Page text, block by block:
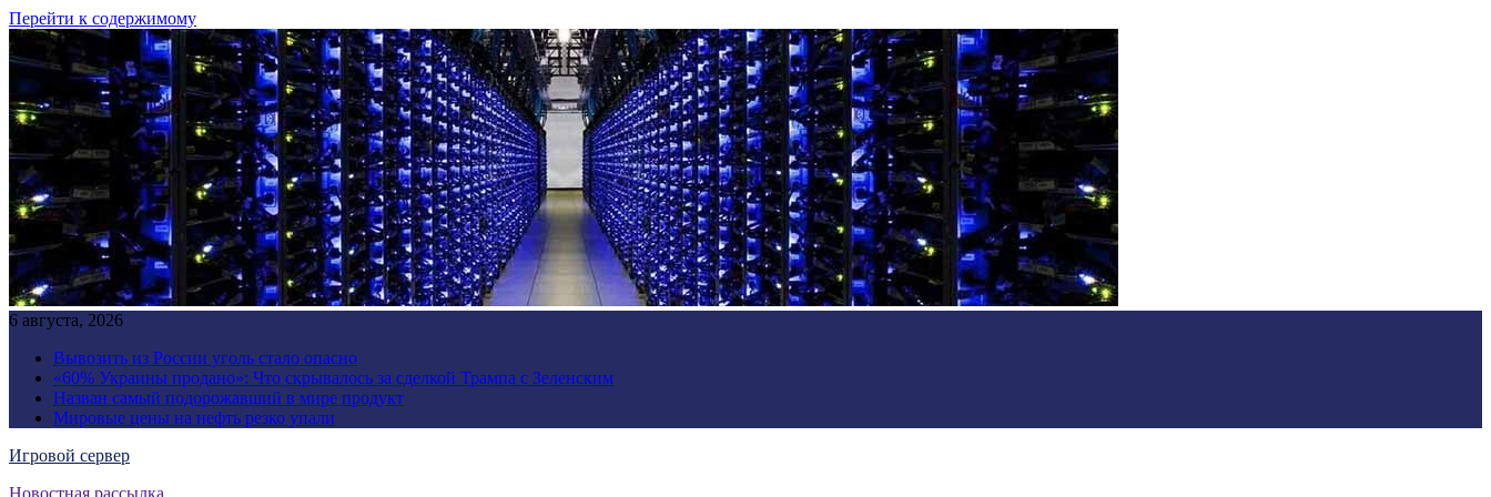
Перейти к содержимому
6 августа, 2026
Вывозить из России уголь стало опасно
«60% Украины продано»: Что скрывалось за сделкой Трампа с Зеленским
Назван самый подорожавший в мире продукт
Мировые цены на нефть резко упали
Игровой сервер
Новостная рассылка